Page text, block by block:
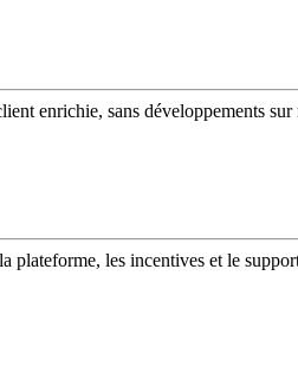
enrichie, sans développements sur
les incentives et le